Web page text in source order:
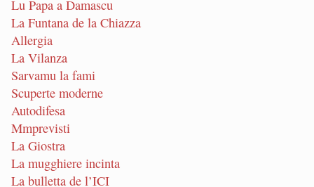
Lu Papa a Damascu
La Funtana de la Chiazza
Allergia
La Vilanza
Sarvamu la fami
Scuperte moderne
Autodifesa
Mmprevisti
La Giostra
La mugghiere incinta
La bulletta de l’ICI